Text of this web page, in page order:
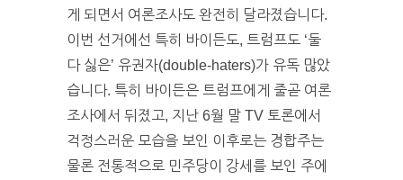
게 되면서 여론조사도 완전히 달라졌습니다.
이번 선거에선 특히 바이든도, 트럼프도 ‘둘
다 싫은’ 유권자(double-haters)가 유독 많았
습니다. 특히 바이든은 트럼프에게 줄곧 여론
조사에서 뒤졌고, 지난 6월 말 TV 토론에서
걱정스러운 모습을 보인 이후로는 경합주는
물론 전통적으로 민주당이 강세를 보인 주에